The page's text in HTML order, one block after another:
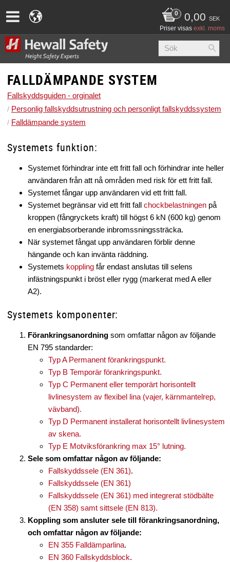
0,00 SEK
Priser visas exkl. moms
FALLDÄMPANDE SYSTEM
Fallskyddsguiden - orginalet
Personlig fallskyddsutrustning och personligt fallskyddssystem
Falldämpande system
Systemets funktion:
Systemet förhindrar inte ett fritt fall och förhindrar inte heller
användaren från att nå områden med risk för ett fritt fall.
Systemet fångar upp användaren vid ett fritt fall.
Systemet begränsar vid ett fritt fall chockbelastningen på
kroppen (fångryckets kraft) till högst 6 kN (600 kg) genom
en energiabsorberande inbromssningssträcka.
När systemet fångat upp användaren förblir denne
hängande och kan invänta räddning.
Systemets koppling får endast anslutas till selens
infästningspunkt i bröst eller rygg (markerat med A eller
A2).
Systemets komponenter:
Förankringsanordning som omfattar någon av följande
EN 795 standarder:
Typ A Permanent förankringspunkt.
Typ B Temporär förankringspunkt.
Typ C Permanent eller temporärt horisontellt
livlinesystem av flexibel lina (vajer, kärnmantelrep,
vävband).
Typ D Permanent installerat horisontellt livlinesystem
av skena.
Typ E Motviksförankring max 15° lutning.
Sele som omfattar någon av följande:
Fallskyddssele (EN 361).
Fallskyddssele (EN 361)
Fallskyddssele (EN 361) med integrerat stödbälte
(EN 358) samt sittsele (EN 813).
Koppling som ansluter sele till förankringsanordning,
och omfattar någon av följande:
EN 355 Falldämparlina.
EN 360 Fallskyddsblock.